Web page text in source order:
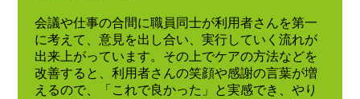
会議や仕事の合間に職員同士が利用者さんを第一
に考えて、意見を出し合い、実行していく流れが
出来上がっています。その上でケアの方法などを
改善すると、利用者さんの笑顔や感謝の言葉が増
えるので、「これで良かった」と実感でき、やり